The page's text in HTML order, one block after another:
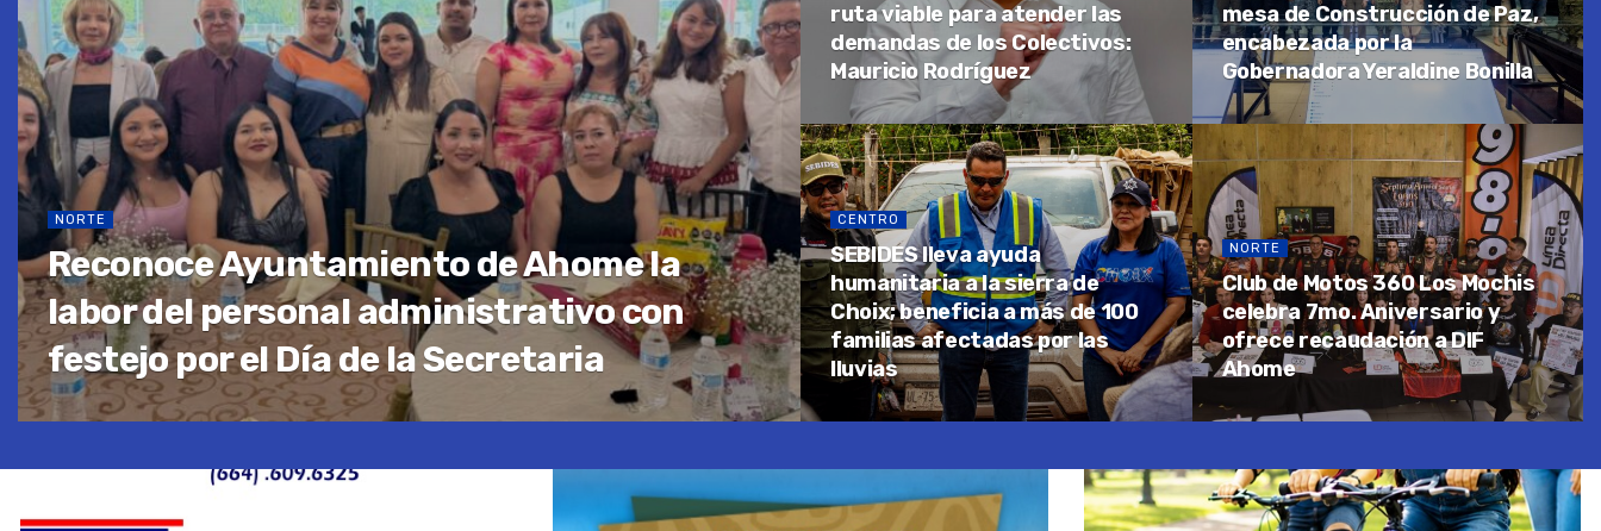
NORTE
Reconoce Ayuntamiento de Ahome la
labor del personal administrativo con
festejo por el Día de la Secretaria
ruta viable para atender las
demandas de los Colectivos:
Mauricio Rodríguez
mesa de Construcción de Paz,
encabezada por la
Gobernadora Yeraldine Bonilla
CENTRO
SEBIDES lleva ayuda
humanitaria a la sierra de
Choix; beneficia a más de 100
familias afectadas por las
lluvias
NORTE
Club de Motos 360 Los Mochis
celebra 7mo. Aniversario y
ofrece recaudación a DIF
Ahome